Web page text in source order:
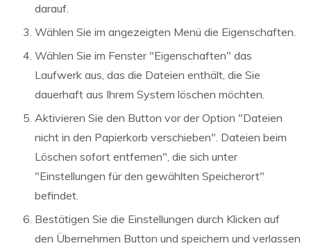
darauf.
Wählen Sie im angezeigten Menü die Eigenschaften.
Wählen Sie im Fenster "Eigenschaften" das
Laufwerk aus, das die Dateien enthält, die Sie
dauerhaft aus Ihrem System löschen möchten.
Aktivieren Sie den Button vor der Option "Dateien
nicht in den Papierkorb verschieben". Dateien beim
Löschen sofort entfernen", die sich unter
"Einstellungen für den gewählten Speicherort"
befindet.
Bestätigen Sie die Einstellungen durch Klicken auf
den Übernehmen Button und speichern und verlassen